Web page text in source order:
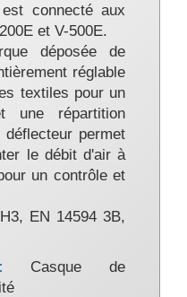
connecté aux
et V-500E.
déposée de
réglable
textiles pour un
une répartition
permet
le débit d'air à
un contrôle et
EN 14594 3B,
: Casque de